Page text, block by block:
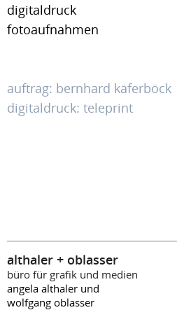
digitaldruck
fotoaufnahmen
auftrag: bernhard käferböck
digitaldruck: teleprint
althaler + oblasser
büro für grafik und medien
angela althaler und
wolfgang oblasser